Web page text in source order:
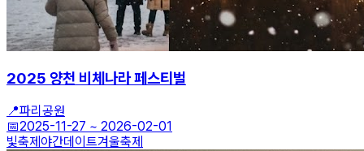
2025 양천 비체나라 페스티벌
📍파리공원
📅2025-11-27 ~ 2026-02-01
빛축제야간데이트겨울축제